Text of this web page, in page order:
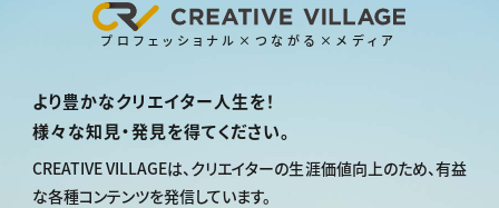
プロフェッショナル×つながる×メディア
より豊かなクリエイター人生を！
様々な知見・発見を得てください。
CREATIVE VILLAGEは、 クリエイターの生涯価値向上のため、有益
な各種コンテンツを発信しています。